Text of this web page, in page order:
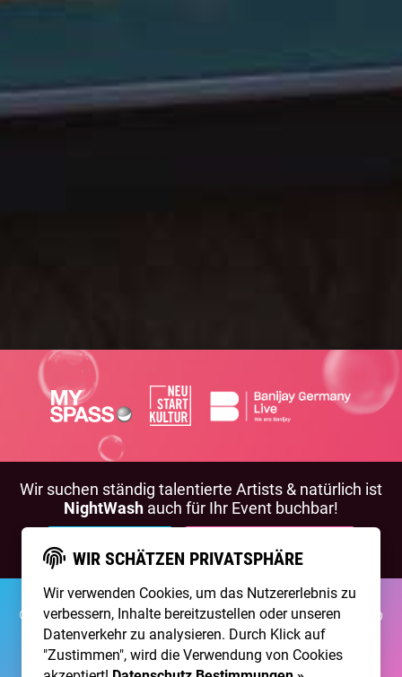
Wir suchen ständig talentierte Artists & natürlich ist
NightWash auch für Ihr Event buchbar!
©2026 Brainpool LiveÜber UnsKontaktMembership
ImpressumDatenschutz
Erstellt mit von 300 Design
WIR SCHÄTZEN PRIVATSPHÄRE
Wir verwenden Cookies, um das Nutzererlebnis zu
verbessern, Inhalte bereitzustellen oder unseren
Datenverkehr zu analysieren. Durch Klick auf
"Zustimmen", wird die Verwendung von Cookies